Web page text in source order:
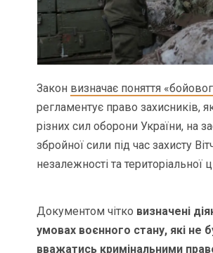
Закон визначає поняття
регламентує право захисників,
різних сил оборони України, на
збройної сили під час захисту
незалежності та територіальної
Документом чітко визначені
умовах воєнного стану, які не
вважатись кримінальними